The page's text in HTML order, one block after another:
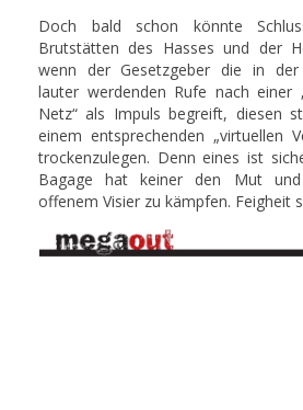
Doch bald schon könnte
Brutstätten des Hasses und der
wenn der Gesetzgeber die in der
lauter werdenden Rufe nach einer
Netz“ als Impuls begreift, diesen
einem entsprechenden „virtuellen
trockenzulegen. Denn eines ist
Bagage hat keiner den Mut
offenem Visier zu kämpfen. Feigheit